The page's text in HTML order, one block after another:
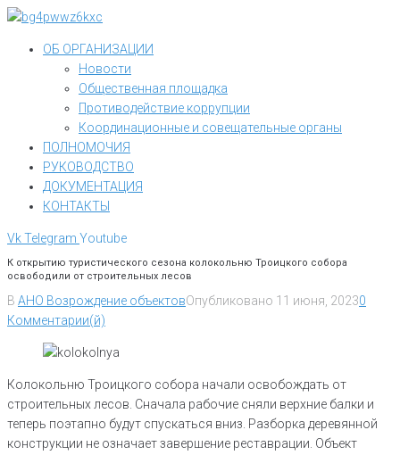
Перейти
контентуОБ ОРГАНИЗАЦИИ
Новости
Общественная площадка
Противодействие коррупции
Координационные и совещательные органы
ПОЛНОМОЧИЯ
РУКОВОДСТВО
ДОКУМЕНТАЦИЯ
КОНТАКТЫ
VkTelegram Youtube
К открытию туристического сезона колокольню Троицкого собора
освободили от строительных лесов
В АНО Возрождение объектовОпубликовано 11 июня, 20230
Комментарии(й)
Колокольню Троицкого собора начали освобождать от
строительных лесов. Сначала рабочие сняли верхние балки и
теперь поэтапно будут спускаться вниз. Разборка деревянной
конструкции не означает завершение реставрации. Объект